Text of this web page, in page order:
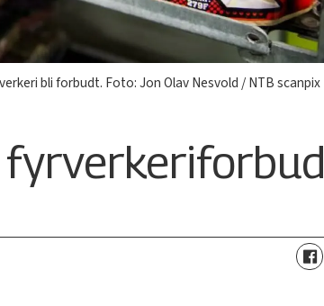
bli forbudt. Foto: Jon Olav Nesvold / NTB scanpix